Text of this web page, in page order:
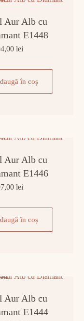
Aur Alb cu
E1448
lei
în coș
Aur Alb cu
E1446
lei
în coș
Aur Alb cu
E1444